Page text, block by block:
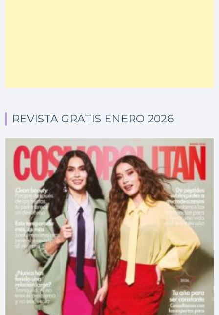
REVISTA GRATIS ENERO 2026